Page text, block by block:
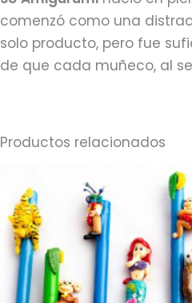
comenzó como una
solo producto, pero fue
de que cada muñeco, al
Productos relacionados